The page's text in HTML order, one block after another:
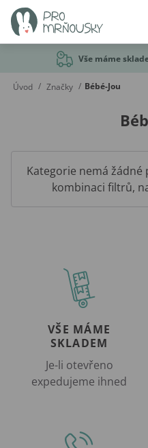
Vše máme
Úvod / Značky / Bébé-Jou
Kategorie nemá
kombinaci filtrů,
VŠE MÁME
SKLADEM
Je-li otevřeno
expedujeme ihned